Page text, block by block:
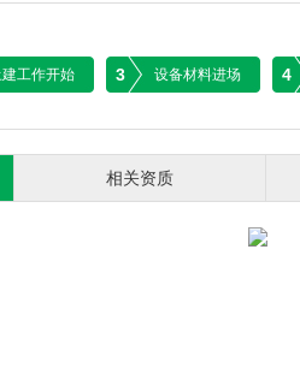
工作开始 3 设备材料进场 4
相关资质